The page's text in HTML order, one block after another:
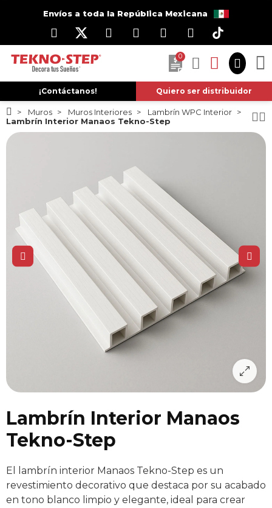
Envíos a toda la República Mexicana
0
¡Contáctanos! Quiero ser distribuidor
Muros Muros Interiores
Lambrín WPC Interior
Lambrín Interior Manaos Tekno-Step
Lambrín Interior Manaos
Tekno-Step
El lambrín interior Manaos Tekno-Step es un
revestimiento decorativo que destaca por su acabado
en tono blanco limpio y elegante, ideal para crear